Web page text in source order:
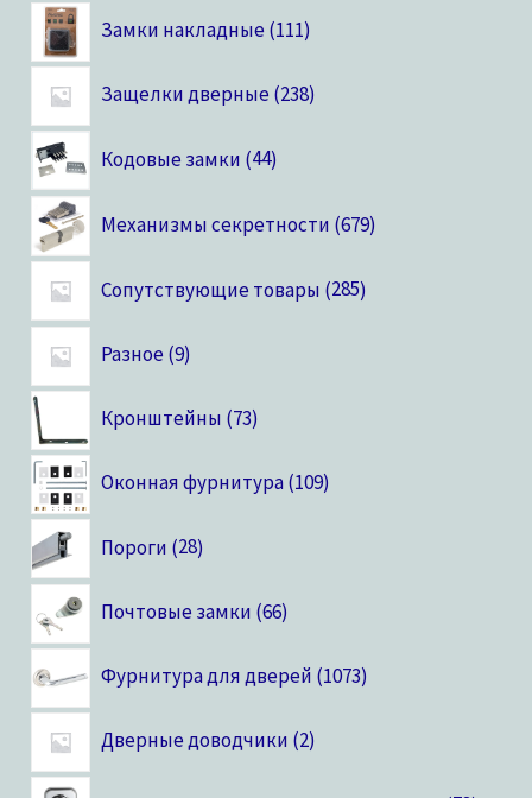
Замки накладные 111
Защелки дверные 238
Кодовые замки 44
Механизмы секретности 679
Сопутствующие товары 285
Разное 9
Кронштейны 73
Оконная фурнитура 109
Пороги 28
Почтовые замки 66
Фурнитура для дверей 1073
Дверные доводчики 2